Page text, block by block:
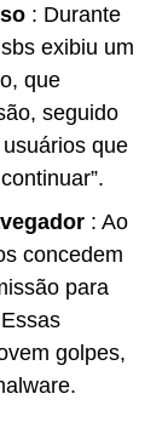
: Durante
exibiu um
que
seguido
que
: Ao
concedem
para
golpes,